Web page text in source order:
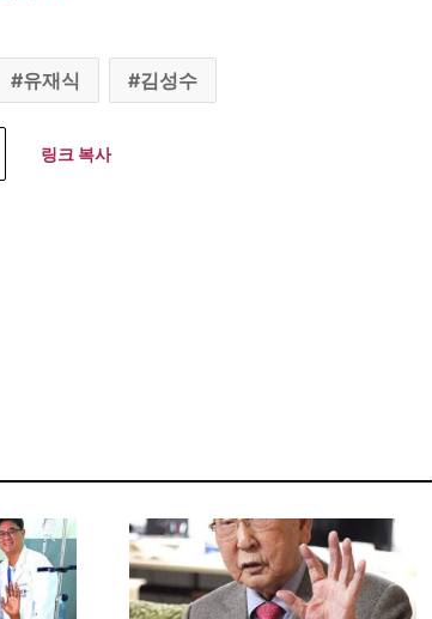
유재식 김성수
링크 복사